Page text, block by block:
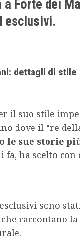
Forte dei
esclusivi.
dettagli di stile
il suo stile
dove il “re
le sue storie
fa, ha scelto
sono
raccontano la